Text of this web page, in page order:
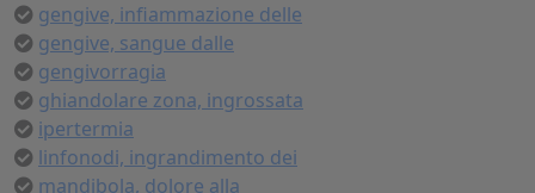
gengive, infiammazione delle
gengive, sangue dalle
gengivorragia
ghiandolare zona, ingrossata
ipertermia
linfonodi, ingrandimento dei
mandibola, dolore alla